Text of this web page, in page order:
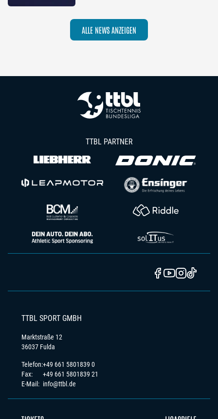
ALLE NEWS ANZEIGEN
TTBL PARTNER
TTBL SPORT GMBH
Marktstraße 12
36037 Fulda
Telefon:
Fax:
E-Mail:
+49 661 5801839 0
+49 661 5801839 21
info@ttbl.de